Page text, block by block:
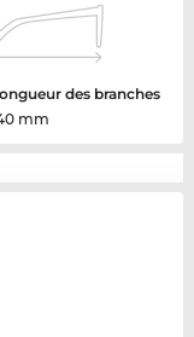
des branches
mm